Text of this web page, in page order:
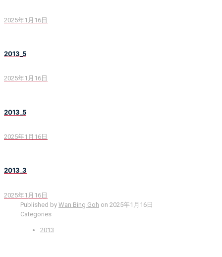
2025年1月16日
2013_5
2025年1月16日
2013_5
2025年1月16日
2013_3
2025年1月16日
Published by Wan Bing Goh on 2025年1月16日
Categories
2013